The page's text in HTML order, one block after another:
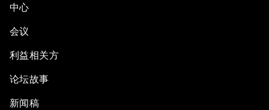
中心
会议
利益相关方
论坛故事
新闻稿